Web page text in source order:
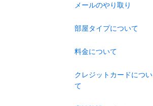
メールのやり取り
部屋タイプについて
料金について
クレジットカードについ
て